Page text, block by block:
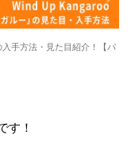
入手方法・見た目紹介！【パ
す！